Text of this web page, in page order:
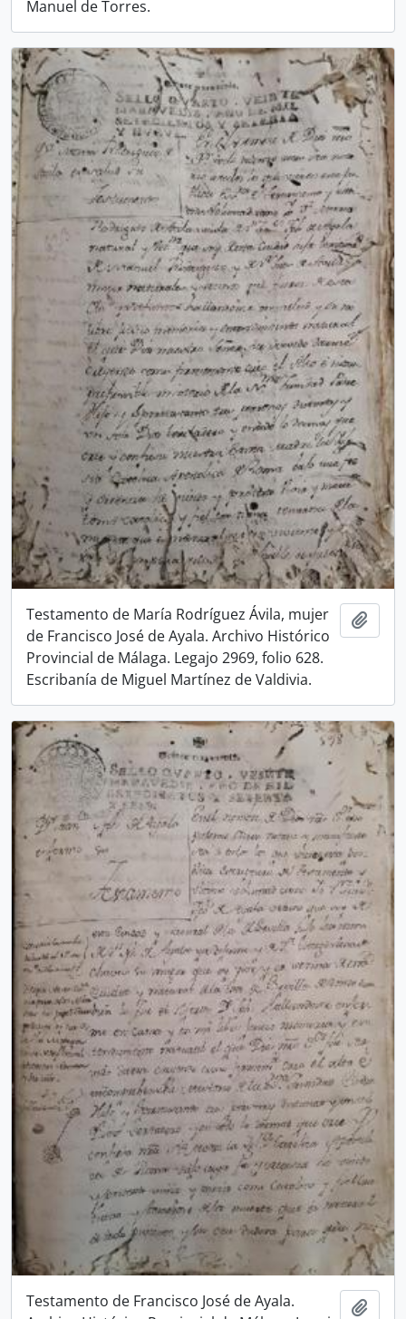
Manuel de Torres.
Testamento de María Rodríguez Ávila, mujer
de Francisco José de Ayala. Archivo Histórico
Provincial de Málaga. Legajo 2969, folio 628.
Escribanía de Miguel Martínez de Valdivia.
Testamento de Francisco José de Ayala.